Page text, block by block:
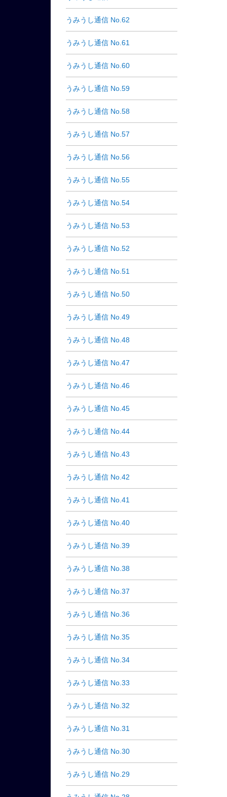
うみうし通信 No.62
うみうし通信 No.61
うみうし通信 No.60
うみうし通信 No.59
うみうし通信 No.58
うみうし通信 No.57
うみうし通信 No.56
うみうし通信 No.55
うみうし通信 No.54
うみうし通信 No.53
うみうし通信 No.52
うみうし通信 No.51
うみうし通信 No.50
うみうし通信 No.49
うみうし通信 No.48
うみうし通信 No.47
うみうし通信 No.46
うみうし通信 No.45
うみうし通信 No.44
うみうし通信 No.43
うみうし通信 No.42
うみうし通信 No.41
うみうし通信 No.40
うみうし通信 No.39
うみうし通信 No.38
うみうし通信 No.37
うみうし通信 No.36
うみうし通信 No.35
うみうし通信 No.34
うみうし通信 No.33
うみうし通信 No.32
うみうし通信 No.31
うみうし通信 No.30
うみうし通信 No.29